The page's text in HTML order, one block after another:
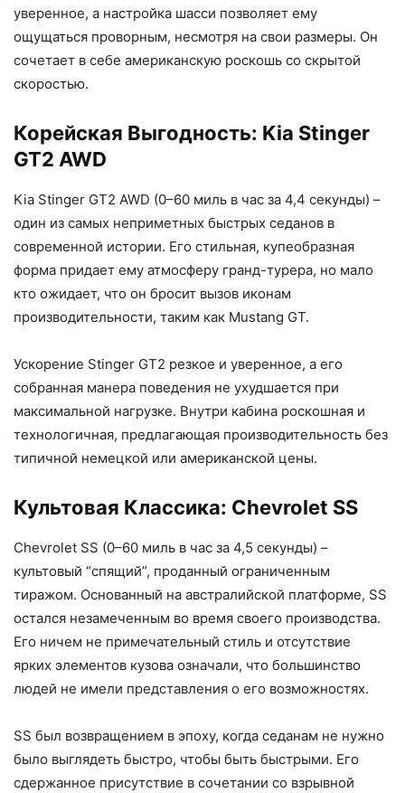
уверенное, а настройка шасси позволяет ему
ощущаться проворным, несмотря на свои размеры. Он
сочетает в себе американскую роскошь со скрытой
скоростью.
Корейская Выгодность: Kia Stinger
GT2 AWD
Kia Stinger GT2 AWD (0–60 миль в час за 4,4 секунды) –
один из самых неприметных быстрых седанов в
современной истории. Его стильная, купеобразная
форма придает ему атмосферу гранд-турера, но мало
кто ожидает, что он бросит вызов иконам
производительности, таким как Mustang GT.
Ускорение Stinger GT2 резкое и уверенное, а его
собранная манера поведения не ухудшается при
максимальной нагрузке. Внутри кабина роскошная и
технологичная, предлагающая производительность без
типичной немецкой или американской цены.
Культовая Классика: Chevrolet SS
Chevrolet SS (0–60 миль в час за 4,5 секунды) –
культовый “спящий”, проданный ограниченным
тиражом. Основанный на австралийской платформе, SS
остался незамеченным во время своего производства.
Его ничем не примечательный стиль и отсутствие
ярких элементов кузова означали, что большинство
людей не имели представления о его возможностях.
SS был возвращением в эпоху, когда седанам не нужно
было выглядеть быстро, чтобы быть быстрыми. Его
сдержанное присутствие в сочетании со взрывной